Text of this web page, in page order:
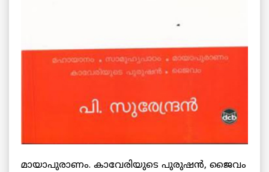
മായാപുരാണം. കാവേരിയുടെ പുരുഷൻ, ജൈവം